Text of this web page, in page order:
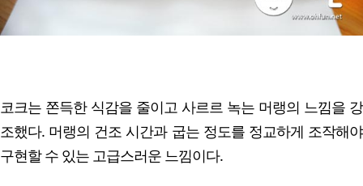
코크는 쫀득한 식감을 줄이고 사르르 녹는 머랭의 느낌을 강
조했다. 머랭의 건조 시간과 굽는 정도를 정교하게 조작해야
구현할 수 있는 고급스러운 느낌이다.